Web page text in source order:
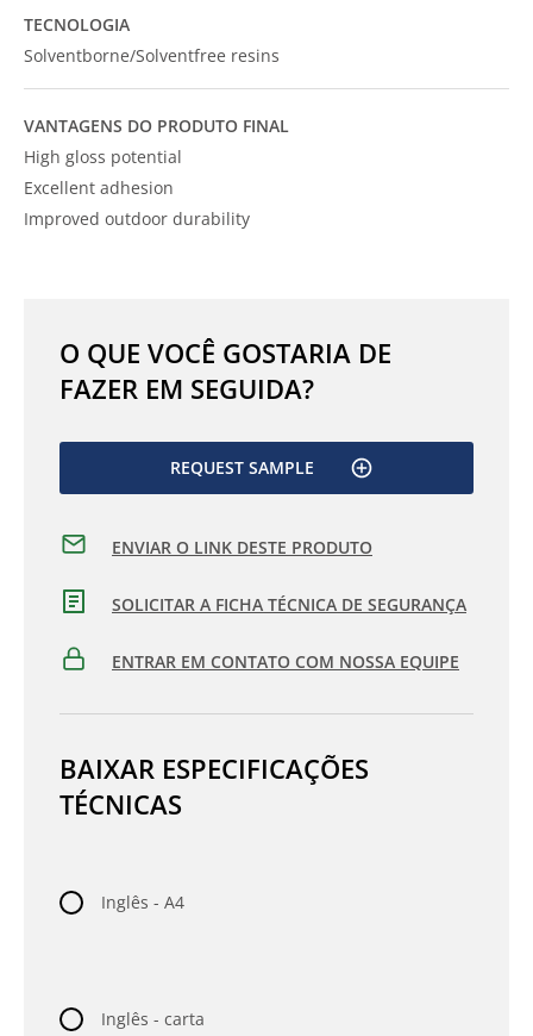
TECNOLOGIA
Solventborne/Solventfree resins
VANTAGENS DO PRODUTO FINAL
High gloss potential
Excellent adhesion
Improved outdoor durability
O QUE VOCÊ GOSTARIA DE
FAZER EM SEGUIDA?
REQUEST SAMPLE
ENVIAR O LINK DESTE PRODUTO
SOLICITAR A FICHA TÉCNICA DE SEGURANÇA
ENTRAR EM CONTATO COM NOSSA EQUIPE
BAIXAR ESPECIFICAÇÕES
TÉCNICAS
Inglês - A4
Inglês - carta